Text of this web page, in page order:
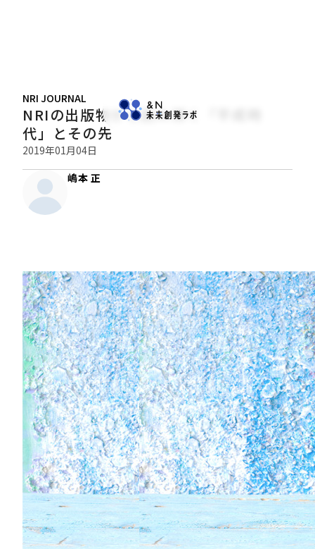
NRI JOURNAL
NRIの出版物から読み解く「平成時
代」とその先
2019年01月04日
嶋本 正